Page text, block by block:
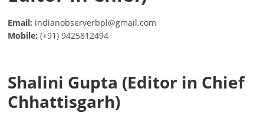
Email: indianobserverbpl@gmail.com
Mobile: (+91) 9425812494
Shalini Gupta (Editor in Chief
Chhattisgarh)